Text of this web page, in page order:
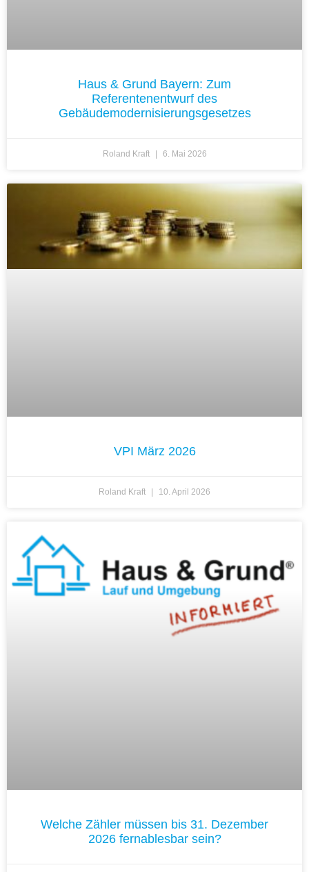
Haus & Grund Bayern: Zum
Referentenentwurf des
Gebäudemodernisierungsgesetzes
Roland Kraft 6. Mai 2026
VPI März 2026
Roland Kraft 10. April 2026
Welche Zähler müssen bis 31. Dezember
2026 fernablesbar sein?